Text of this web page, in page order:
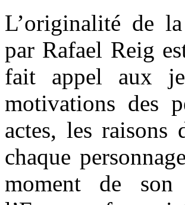
L’originalité de
par Rafael Reig
fait appel aux
motivations des
actes, les raisons
chaque
moment de